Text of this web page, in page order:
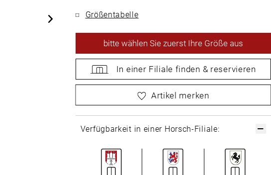
Größentabelle
bittewählen Sie zuerst Ihre Größe aus
In einer Filiale finden & reservieren
wählen Sie zuerst Ihre Größe aus
Artikel merken
Verfügbarkeit in einer Horsch-Filiale: